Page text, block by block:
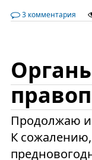
3 комментария
Продолжаю
К